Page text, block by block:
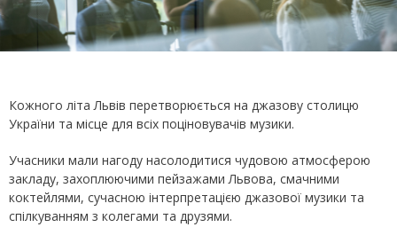
Кожного літа Львів перетворюється на джазову столицю
України та місце для всіх поціновувачів музики.
Учасники мали нагоду насолодитися чудовою атмосферою
закладу, захоплюючими пейзажами Львова, смачними
коктейлями, сучасною інтерпретацією джазової музики та
спілкуванням з колегами та друзями.